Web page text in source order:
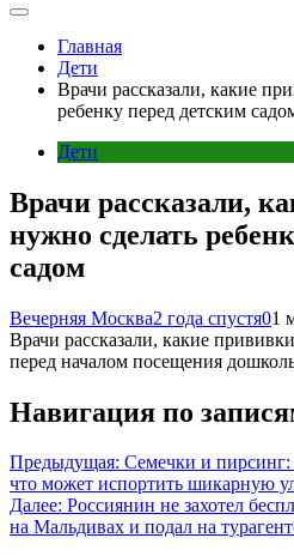
Главная
Дети
Врачи рассказали, какие
ребенку перед детским
Дети
Врачи рассказали,
нужно сделать
садом
Вечерняя Москва2 года спустя01
Врачи рассказали, какие
перед началом посещения
Навигация по
Предыдущая: Семечки и пирсинг:
что может испортить шикарную
Далее: Россиянин не захотел
на Мальдивах и подал на